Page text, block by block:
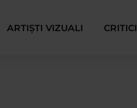
ARTIȘTI VIZUALI